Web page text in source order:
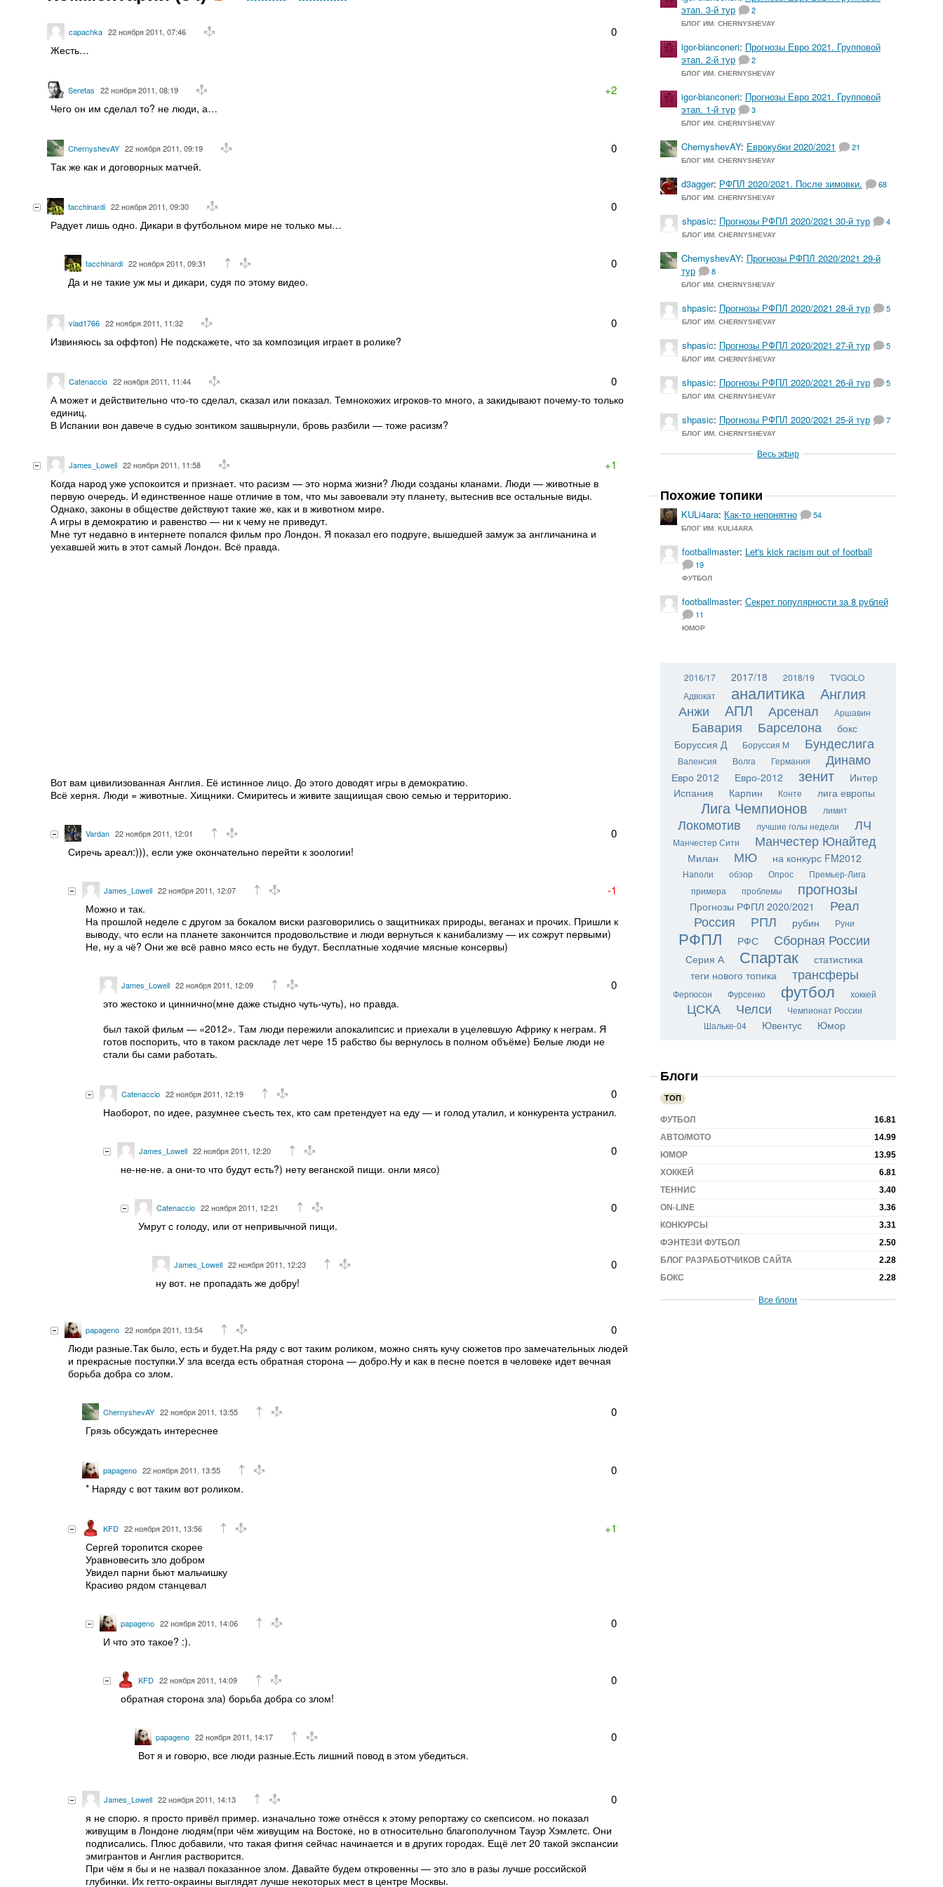
capachka 22 ноября 2011, 07:46 0
Жесть…
Seretas 22 ноября 2011, 08:19 +2
Чего он им сделал то? не люди, а…
ChernyshevAY 22 ноября 2011, 09:19 0
Так же как и договорных матчей.
tacchinardi 22 ноября 2011, 09:30 0
Радует лишь одно. Дикари в футбольном мире не только мы…
tacchinardi 22 ноября 2011, 09:31 0
Да и не такие уж мы и дикари, судя по этому видео.
vlad1766 22 ноября 2011, 11:32 0
Извиняюсь за оффтоп) Не подскажете, что за композиция играет в ролике?
Catenaccio 22 ноября 2011, 11:44 0
А может и действительно что-то сделал, сказал или показал. Темнокожих игроков-то много, а закидывают почему-то только
единиц.
В Испании вон давече в судью зонтиком зашвырнули, бровь разбили — тоже расизм?
James_Lowell 22 ноября 2011, 11:58 +1
Когда народ уже успокоится и признает. что расизм — это норма жизни? Люди созданы кланами. Люди — животные в
первую очередь. И единственное наше отличие в том, что мы завоевали эту планету, вытеснив все остальные виды.
Однако, законы в обществе действуют такие же, как и в животном мире.
А игры в демократию и равенство — ни к чему не приведут.
Мне тут недавно в интернете попался фильм про Лондон. Я показал его подруге, вышедшей замуж за англичанина и
уехавшей жить в этот самый Лондон. Всё правда.
Вот вам цивилизованная Англия. Её истинное лицо. До этого доводят игры в демократию.
Всё херня. Люди = животные. Хищники. Смиритесь и живите защиищая свою семью и территорию.
Vardan 22 ноября 2011, 12:01 0
Сиречь ареал:))), если уже окончательно перейти к зоологии!
James_Lowell 22 ноября 2011, 12:07 -1
Можно и так.
На прошлой неделе с другом за бокалом виски разговорились о защитниках природы, веганах и прочих. Пришли к
выводу, что если на планете закончится продовольствие и люди вернуться к канибализму — их сожрут первыми)
Не, ну а чё? Они же всё равно мясо есть не будут. Бесплатные ходячие мясные консервы)
James_Lowell 22 ноября 2011, 12:09 0
это жестоко и циннично(мне даже стыдно чуть-чуть), но правда.
был такой фильм — «2012». Там люди пережили апокалипсис и приехали в уцелевшую Африку к неграм. Я
готов поспорить, что в таком раскладе лет чере 15 рабство бы вернулось в полном объёме) Белые люди не
стали бы сами работать.
Catenaccio 22 ноября 2011, 12:19 0
Наоборот, по идее, разумнее съесть тех, кто сам претендует на еду — и голод уталил, и конкурента устранил.
James_Lowell 22 ноября 2011, 12:20 0
не-не-не. а они-то что будут есть?) нету веганской пищи. онли мясо)
Catenaccio 22 ноября 2011, 12:21 0
Умрут с голоду, или от непривычной пищи.
James_Lowell 22 ноября 2011, 12:23 0
ну вот. не пропадать же добру!
papageno 22 ноября 2011, 13:54 0
Люди разные.Так было, есть и будет.На ряду с вот таким роликом, можно снять кучу сюжетов про замечательных людей
и прекрасные поступки.У зла всегда есть обратная сторона — добро.Ну и как в песне поется в человеке идет вечная
борьба добра со злом.
ChernyshevAY 22 ноября 2011, 13:55 0
Грязь обсуждать интереснее
papageno 22 ноября 2011, 13:55 0
* Наряду с вот таким вот роликом.
KFD 22 ноября 2011, 13:56 +1
Сергей торопится скорее
Уравновесить зло добром
Увидел парни бьют мальчишку
Красиво рядом станцевал
papageno 22 ноября 2011, 14:06 0
И что это такое? :).
KFD 22 ноября 2011, 14:09 0
обратная сторона зла) борьба добра со злом!
papageno 22 ноября 2011, 14:17 0
Вот я и говорю, все люди разные.Есть лишний повод в этом убедиться.
James_Lowell 22 ноября 2011, 14:13 0
я не спорю. я просто привёл пример. изначально тоже отнёсся к этому репортажу со скепсисом. но показал
живущим в Лондоне людям(при чём живущим на Востоке, но в относительно благополучном Тауэр Хэмлетс. Они
подписались. Плюс добавили, что такая фигня сейчас начинается и в других городах. Ещё лет 20 такой экспансии
эмигрантов и Англия растворится.
При чём я бы и не назвал показанное злом. Давайте будем откровенны — это зло в разы лучше российской
глубинки. Их гетто-окраины выглядят лучше некоторых мест в центре Москвы.
этап. 3-й тур
2
БЛОГ ИМ. CHERNYSHEVAY
igor-bianconeri: Прогнозы Евро 2021. Групповой
этап. 2-й тур
2
БЛОГ ИМ. CHERNYSHEVAY
igor-bianconeri: Прогнозы Евро 2021. Групповой
этап. 1-й тур
3
БЛОГ ИМ. CHERNYSHEVAY
ChernyshevAY: Еврокубки 2020/2021 21
БЛОГ ИМ. CHERNYSHEVAY
d3agger: РФПЛ 2020/2021. После зимовки. 68
БЛОГ ИМ. CHERNYSHEVAY
shpasic: Прогнозы РФПЛ 2020/2021 30-й тур 4
БЛОГ ИМ. CHERNYSHEVAY
ChernyshevAY: Прогнозы РФПЛ 2020/2021 29-й
тур
8
БЛОГ ИМ. CHERNYSHEVAY
shpasic: Прогнозы РФПЛ 2020/2021 28-й тур 5
БЛОГ ИМ. CHERNYSHEVAY
shpasic: Прогнозы РФПЛ 2020/2021 27-й тур 5
БЛОГ ИМ. CHERNYSHEVAY
shpasic: Прогнозы РФПЛ 2020/2021 26-й тур 5
БЛОГ ИМ. CHERNYSHEVAY
shpasic: Прогнозы РФПЛ 2020/2021 25-й тур 7
БЛОГ ИМ. CHERNYSHEVAY
Весь эфир
Похожие топики
KULi4ara: Как-то непонятно 54
БЛОГ ИМ. KULI4ARA
footballmaster: Let's kick racism out of football
19
ФУТБОЛ
footballmaster: Секрет популярности за 8 рублей
11
ЮМОР
2016/17 2017/18 2018/19
TVGOLO
Адвокат
аналитика Англия
Анжи АПЛ Арсенал Аршавин
Бавария Барселона
бокс
Боруссия Д
Боруссия М Бундеслига
Валенсия Волга Германия Динамо
Евро 2012 Евро-2012 зенит
Интер
Испания
Карпин Конте лига европы
Лига Чемпионов лимит
Локомотив лучшие голы недели ЛЧ
Манчестер Сити Манчестер Юнайтед
Милан МЮ на конкурс FM2012
Наполи обзор Опрос
Премьер-Лига
примера
проблемы прогнозы
Прогнозы РФПЛ 2020/2021
Реал
Россия
РПЛ рубин Руни
РФПЛ РФС Сборная России
Серия А Спартак
статистика
теги нового топика
трансферы
Фергюсон Фурсенко футбол хоккей
ЦСКА Челси
Чемпионат России
Шальке-04
Ювентус Юмор
Блоги
ТОП
16.81
ФУТБОЛ
14.99
АВТО/МОТО
13.95
ЮМОР
6.81
ХОККЕЙ
3.40
ТЕННИС
3.36
ON-LINE
3.31
КОНКУРСЫ
2.50
ФЭНТЕЗИ ФУТБОЛ
2.28
БЛОГ РАЗРАБОТЧИКОВ САЙТА
2.28
БОКС
Все блоги